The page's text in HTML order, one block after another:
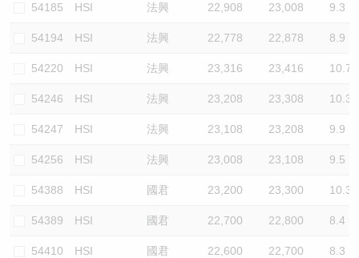
54185 HSI 法興 22,908 23,008 9.3
54194 HSI 法興 22,778 22,878 8.9
54220 HSI 法興 23,316 23,416 10.7
54246 HSI 法興 23,208 23,308 10.3
54247 HSI 法興 23,108 23,208 9.9
54256 HSI 法興 23,008 23,108 9.5
54388 HSI 國君 23,200 23,300 10.3
54389 HSI 國君 22,700 22,800 8.4
54410 HSI 國君 22,600 22,700 8.3